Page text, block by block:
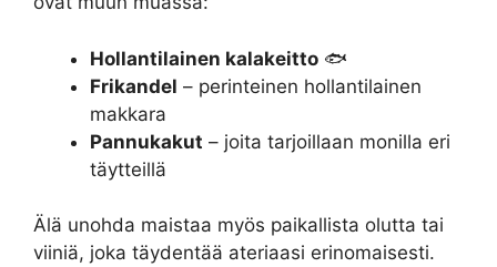
Hollantilainen kalakeitto 🐟
Frikandel – perinteinen hollantilainen
makkara
Pannukakut – joita tarjoillaan monilla eri
täytteillä
Älä unohda maistaa myös paikallista olutta tai
viiniä, joka täydentää ateriaasi erinomaisesti.